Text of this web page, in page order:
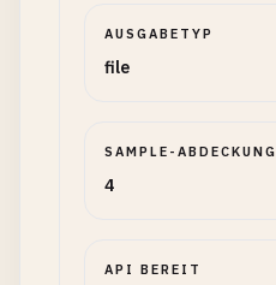
AUSGABETYP
file
SAMPLE-ABDECKUNG
4
API BEREIT